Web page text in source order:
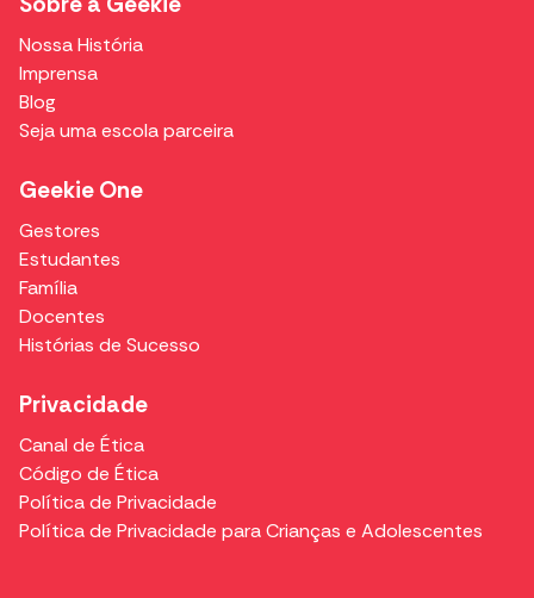
Nossa História
Imprensa
Blog
Seja uma escola parceira
Geekie One
Gestores
Estudantes
Família
Docentes
Histórias de Sucesso
Privacidade
Canal de Ética
Código de Ética
Política de Privacidade
Política de Privacidade para Crianças e Adolescentes